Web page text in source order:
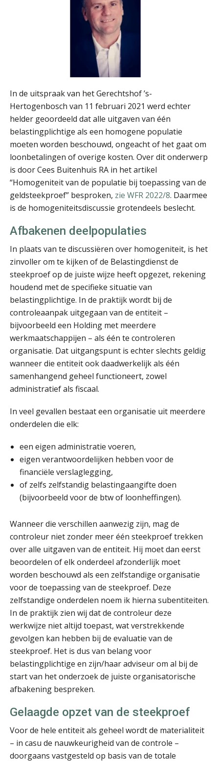
In de uitspraak van het Gerechtshof ’s-
Hertogenbosch van 11 februari 2021 werd echter
helder geoordeeld dat alle uitgaven van één
belastingplichtige als een homogene populatie
moeten worden beschouwd, ongeacht of het gaat om
loonbetalingen of overige kosten. Over dit onderwerp
is door Cees Buitenhuis RA in het artikel
“Homogeniteit van de populatie bij toepassing van de
geldsteekproef” besproken, zie WFR 2022/8. Daarmee
is de homogeniteitsdiscussie grotendeels beslecht.
Afbakenen deelpopulaties
In plaats van te discussiëren over homogeniteit, is het
zinvoller om te kijken of de Belastingdienst de
steekproef op de juiste wijze heeft opgezet, rekening
houdend met de specifieke situatie van
belastingplichtige. In de praktijk wordt bij de
controleaanpak uitgegaan van de entiteit –
bijvoorbeeld een Holding met meerdere
werkmaatschappijen – als één te controleren
organisatie. Dat uitgangspunt is echter slechts geldig
wanneer die entiteit ook daadwerkelijk als één
samenhangend geheel functioneert, zowel
administratief als fiscaal.
In veel gevallen bestaat een organisatie uit meerdere
onderdelen die elk:
een eigen administratie voeren,
eigen verantwoordelijken hebben voor de
financiële verslaglegging,
of zelfs zelfstandig belastingaangifte doen
(bijvoorbeeld voor de btw of loonheffingen).
Wanneer die verschillen aanwezig zijn, mag de
controleur niet zonder meer één steekproef trekken
over alle uitgaven van de entiteit. Hij moet dan eerst
beoordelen of elk onderdeel afzonderlijk moet
worden beschouwd als een zelfstandige organisatie
voor de toepassing van de steekproef. Deze
zelfstandige onderdelen noem ik hierna subentiteiten.
In de praktijk zien wij dat de controleur deze
werkwijze niet altijd toepast, wat verstrekkende
gevolgen kan hebben bij de evaluatie van de
steekproef. Het is dus van belang voor
belastingplichtige en zijn/haar adviseur om al bij de
start van het onderzoek de juiste organisatorische
afbakening bespreken.
Gelaagde opzet van de steekproef
Voor de hele entiteit als geheel wordt de materialiteit
– in casu de nauwkeurigheid van de controle –
doorgaans vastgesteld op basis van de totale
Audrey Brunings
Jeroen Knol
Bart Koreman
Joost Severs
Kirsten Kievit
John Bult
Casper Mons